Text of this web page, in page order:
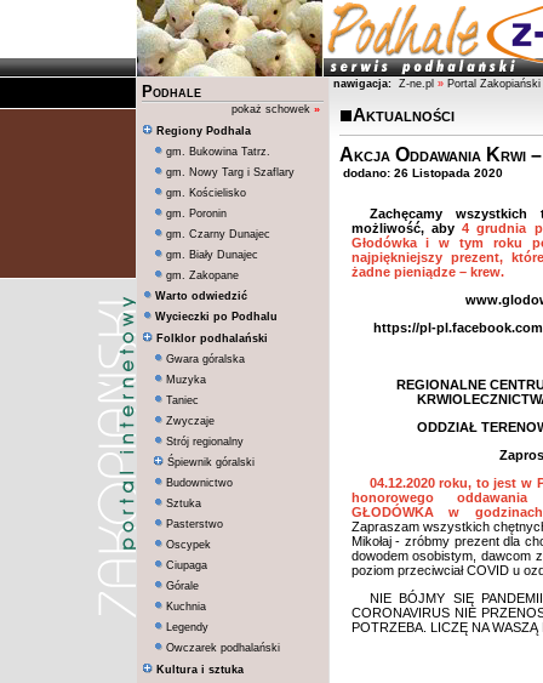
Podhale
pokaż schowek »
Regiony Podhala
gm. Bukowina Tatrz.
gm. Nowy Targ i Szaflary
gm. Kościelisko
gm. Poronin
gm. Czarny Dunajec
gm. Biały Dunajec
gm. Zakopane
Warto odwiedzić
Wycieczki po Podhalu
Folklor podhalański
Gwara góralska
Muzyka
Taniec
Zwyczaje
Strój regionalny
Śpiewnik góralski
Budownictwo
Sztuka
Pasterstwo
Oscypek
Ciupaga
Górale
Kuchnia
Legendy
Owczarek podhalański
Kultura i sztuka
nawigacja: Z-ne.pl » Portal Zakopiański
Aktualności
Akcja Oddawania Krwi
dodano: 26 Listopada 2020
Zachęcamy
możliwość, aby4 grudnia
Głodówka i w tym roku
najpiękniejszy prezent,
żadne pieniądze – krew.
https://pl-
REGIONALNE
ODDZIAŁ
04.12.2020 roku, to jest w
honorowego
GŁODÓWKA w
Zapraszam wszystkich
Mikołaj - zróbmy prezent dla
dowodem osobistym, dawcom
poziom przeciwciał COVID u
NIE BÓJMY SIĘ
CORONAVIRUS NIE
POTRZEBA. LICZĘ NA WASZĄ